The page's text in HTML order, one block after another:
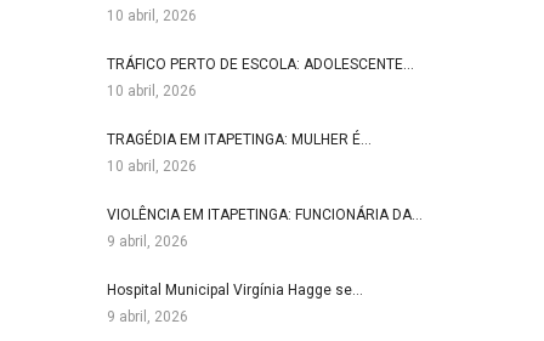
10 abril, 2026
TRÁFICO PERTO DE ESCOLA: ADOLESCENTE…
10 abril, 2026
TRAGÉDIA EM ITAPETINGA: MULHER É…
10 abril, 2026
VIOLÊNCIA EM ITAPETINGA: FUNCIONÁRIA DA…
9 abril, 2026
Hospital Municipal Virgínia Hagge se…
9 abril, 2026